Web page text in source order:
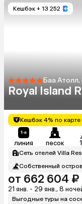
Кешбэк + 13 252
Баа
Royal Island
Кешбэк 4% по
линия песок
Сеть отелей Villa
Собственный остров
от 662 604 ₽
21 янв. - 29 янв., 8
Выгодные туры на